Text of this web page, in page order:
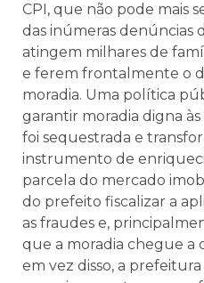
CPI, que não pode mais
das inúmeras denúncias
atingem milhares de
e ferem frontalmente o
moradia. Uma política
garantir moradia digna
foi sequestrada e
instrumento de
parcela do mercado
do prefeito fiscalizar a
as fraudes e,
que a moradia chegue a
em vez disso, a